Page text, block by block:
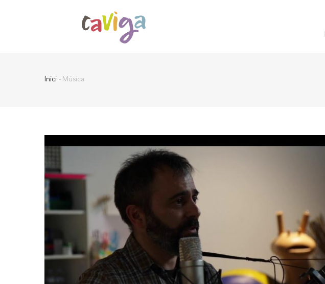
Inici - Música